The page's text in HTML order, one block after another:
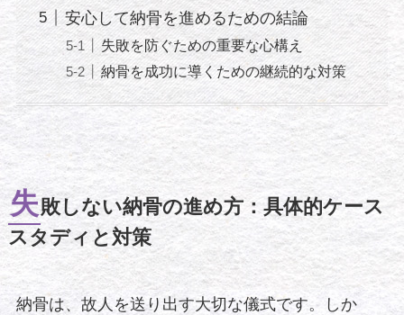
安心して納骨を進めるための結論
失敗を防ぐための重要な心構え
納骨を成功に導くための継続的な対策
失敗しない納骨の進め方：具体的ケース
スタディと対策
納骨は、故人を送り出す大切な儀式です。しか